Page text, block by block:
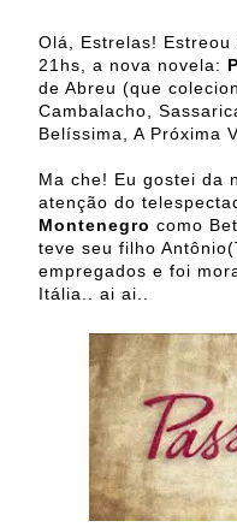
Olá, Estrelas!
21hs, a nova novela:
de Abreu (que
Cambalacho,
Belíssima, A Próxima
Ma che! Eu gostei da
atenção do
Montenegro como
teve seu filho
empregados e foi
Itália.. ai ai..